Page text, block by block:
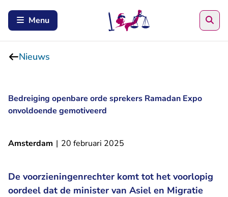
Menu
Nieuws
Bedreiging openbare orde sprekers Ramadan Expo
onvoldoende gemotiveerd
Amsterdam | 20 februari 2025
De voorzieningenrechter komt tot het voorlopig
oordeel dat de minister van Asiel en Migratie